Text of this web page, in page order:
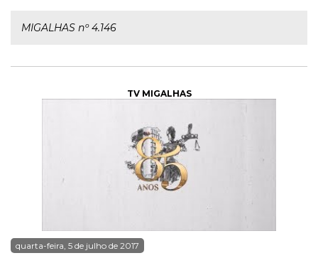
MIGALHAS nº 4.146
TV MIGALHAS
quarta-feira, 5 de julho de 2017